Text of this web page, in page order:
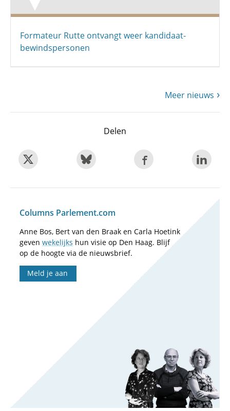
Formateur Rutte ontvangt weer kandidaat-
bewindspersonen
Meer nieuws
Delen
Columns Parlement.com
Anne Bos, Bert van den Braak en Carla Hoetink
geven wekelijks hun visie op Den Haag. Blijf
op de hoogte via de nieuwsbrief.
Meld je aan